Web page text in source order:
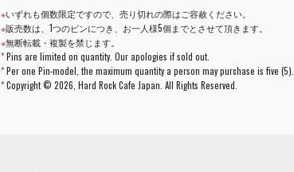
※いずれも個数限定ですので、売り切れの際はご容赦ください。
※販売数は、1つのピンにつき、お一人様5個までとさせて頂きます。
※無断転載・複製を禁じます。
*Pins are limited on quantity. Our apologies if sold out.
*Per one Pin-model, the maximum quantity a person may purchase is five (5).
*Copyright ©2026, Hard Rock Cafe Japan. All Rights Reserved.